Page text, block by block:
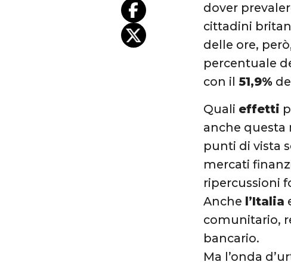
dover
cittadini
delle ore,
percentuale
con il51,9%
Quali effetti
anche questa
punti di vista
mercati
ripercussioni
Anche l’Italia
comunitario,
bancario.
Ma l’onda